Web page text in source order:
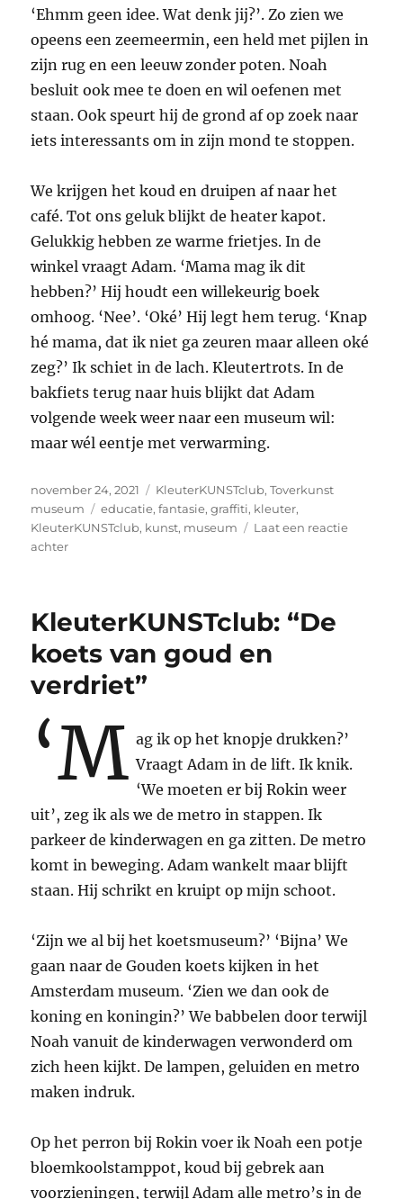
‘Ehmm geen idee. Wat denk jij?’. Zo zien we
opeens een zeemeermin, een held met pijlen in
zijn rug en een leeuw zonder poten. Noah
besluit ook mee te doen en wil oefenen met
staan. Ook speurt hij de grond af op zoek naar
iets interessants om in zijn mond te stoppen.
We krijgen het koud en druipen af naar het
café. Tot ons geluk blijkt de heater kapot.
Gelukkig hebben ze warme frietjes. In de
winkel vraagt Adam. ‘Mama mag ik dit
hebben?’ Hij houdt een willekeurig boek
omhoog. ‘Nee’. ‘Oké’ Hij legt hem terug. ‘Knap
hé mama, dat ik niet ga zeuren maar alleen oké
zeg?’ Ik schiet in de lach. Kleutertrots. In de
bakfiets terug naar huis blijkt dat Adam
volgende week weer naar een museum wil:
maar wél eentje met verwarming.
Geplaatst
op
november 24, 2021 Categorieën
KleuterKUNSTclub,Toverkunst
museum
Tags
educatie,fantasie,graffiti, kleuter,
KleuterKUNSTclub, kunst, museum
Laat een reactie
achterop
is
want
dan
moet
rustig
doen’
KleuterKUNSTclub: “De
koets van goud en
verdriet”
‘M ag ik op het knopje drukken?’
Vraagt Adam in de lift. Ik knik.
‘We moeten er bij Rokin weer
uit’, zeg ik als we de metro in stappen. Ik
parkeer de kinderwagen en ga zitten. De metro
komt in beweging. Adam wankelt maar blijft
staan. Hij schrikt en kruipt op mijn schoot.
‘Zijn we al bij het koetsmuseum?’ ‘Bijna’ We
gaan naar de Gouden koets kijken in het
Amsterdam museum. ‘Zien we dan ook de
koning en koningin?’ We babbelen door terwijl
Noah vanuit de kinderwagen verwonderd om
zich heen kijkt. De lampen, geluiden en metro
maken indruk.
Op het perron bij Rokin voer ik Noah een potje
bloemkoolstamppot, koud bij gebrek aan
voorzieningen, terwijl Adam alle metro’s in de